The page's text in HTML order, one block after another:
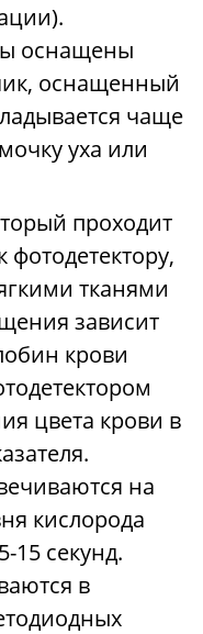
оснащены
оснащенный
чаще
уха или
проходит
фотодетектору,
тканями
зависит
крови
цвета крови в
на
кислорода
15 секунд.
в